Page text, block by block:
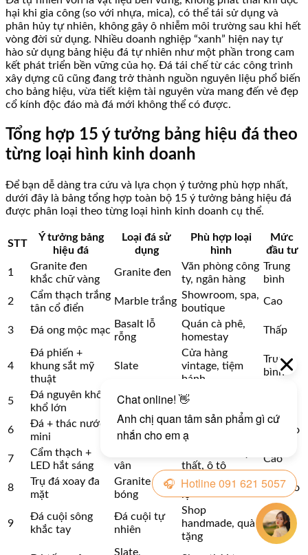
hại khi gia công (so với nhựa, mica), có thể tái sử dụng và
phân hủy tự nhiên, không gây ô nhiễm môi trường sau khi hết
vòng đời sử dụng. Nhiều doanh nghiệp “xanh” hiện nay tự
hào sử dụng bảng hiệu đá tự nhiên như một phần trong cam
kết phát triển bền vững của họ. Đá tái chế từ các công trình
xây dựng cũ cũng đang trở thành nguồn nguyên liệu phổ biến
cho bảng hiệu, vừa tiết kiệm tài nguyên vừa mang đến vẻ đẹp
cổ kính độc đáo mà đá mới không thể có được.
Tổng hợp 15 ý tưởng bảng hiệu đá theo
từng loại hình kinh doanh
Để bạn dễ dàng tra cứu và lựa chọn ý tưởng phù hợp nhất,
dưới đây là bảng tổng hợp toàn bộ 15 ý tưởng bảng hiệu đá
được phân loại theo từng loại hình kinh doanh cụ thể.
STT
Ý tưởng bảng
hiệu đá
Loại đá sử
dụng
Phù hợp loại
hình
Mức
đầu tư
1
Granite đen
khắc chữ vàng
Granite đen
Văn phòng công
ty, ngân hàng
Trung
bình
2
Cẩm thạch trắng
tân cổ điển
Marble trắng
Showroom, spa,
boutique
Cao
3 Đá ong mộc mạc
Basalt lỗ
rỗng
Quán cà phê,
homestay
Thấp
4
Đá phiến +
khung sắt mỹ
thuật
Slate
Cửa hàng
vintage, tiệm
bánh
Trung
bình
5
Đá nguyên khối
khổ lớn
Granite,
Showroom
6
Đá + thác nước
mini
Granite đen,
Marble
Showroom cao
cấp
Rất cao
7
Cẩm thạch +
LED hắt sáng
vân
thất, ô tô
Cao
8
Trụ đá xoay đa
mặt
Granite mài
bóng
Showroom giao
lộ
Rất cao
9
Đá cuội sông
khắc tay
Đá cuội tự
nhiên
Shop
handmade, quà
tặng
Rất
thấp
Slate,